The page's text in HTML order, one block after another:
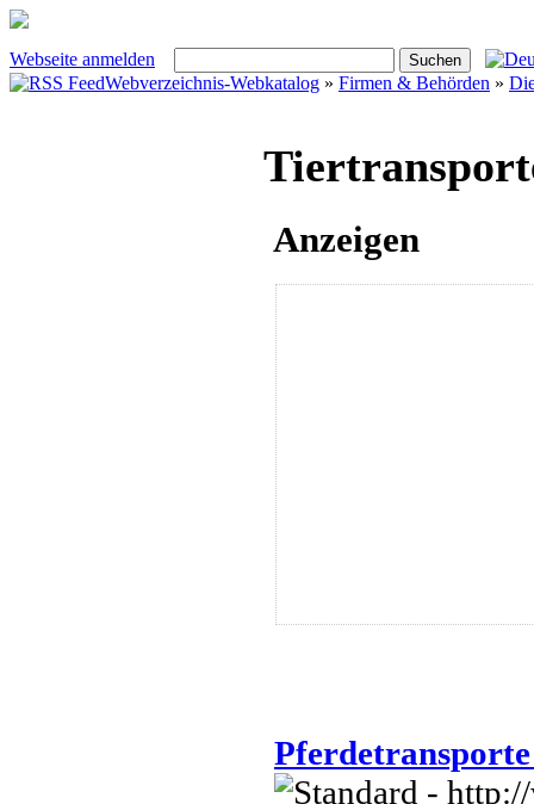
Webseite anmelden
Webverzeichnis-Webkatalog » Firmen & Behörden »
Anzeigen